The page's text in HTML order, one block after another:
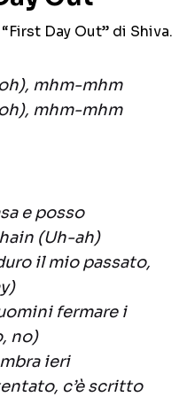
Day Out” di Shiva.
mhm-mhm
mhm-mhm
e posso
(Uh-ah)
il mio passato,
fermare i
no)
ieri
c’è scritto